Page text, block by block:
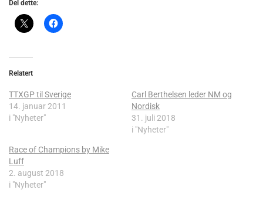
Del dette:
Relatert
TTXGP til Sverige
14. januar 2011
i "Nyheter"
Carl Berthelsen leder NM og
Nordisk
31. juli 2018
i "Nyheter"
Race of Champions by Mike
Luff
2. august 2018
i "Nyheter"